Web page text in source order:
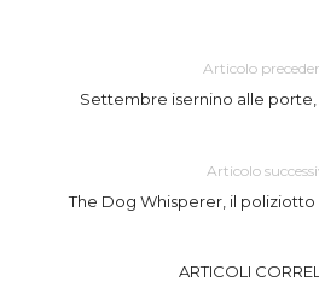
Articolo
Settembre isernino alle
Articolo
The Dog Whisperer, il poliziotto
ARTICOLI